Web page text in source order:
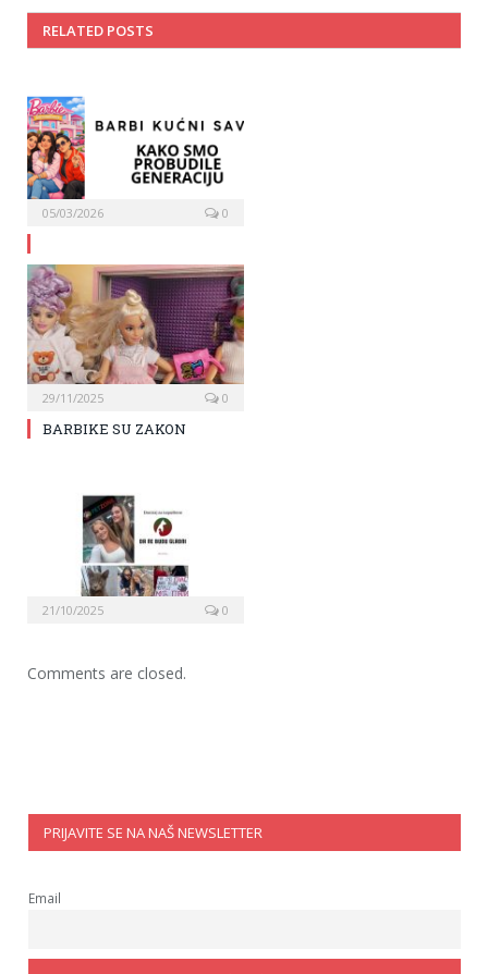
RELATED POSTS
05/03/2026 0
29/11/2025 0
BARBIKE SU ZAKON
21/10/2025 0
Comments are closed.
PRIJAVITE SE NA NAŠ NEWSLETTER
Email